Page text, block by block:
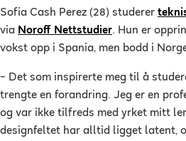
Sofia Cash Perez (28) studerer
via Noroff Nettstudier. Hun er
vokst opp i Spania, men bodd i
– Det som inspirerte meg til å
trengte en forandring. Jeg er en
og var ikke tilfreds med yrket mitt
designfeltet har alltid ligget latent,